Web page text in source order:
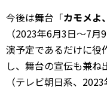
今後は舞台「カモメよ
（2023年6月3日～7
演予定であるだけに役
し、舞台の宣伝も兼ね
（テレビ朝日系、